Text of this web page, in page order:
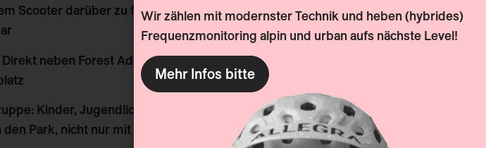
Scooter darüber zu fahren:Wetterunabhängig, pflegeleicht und vielseitig
Direkt neben Forest Adventure, Trail Adventure Center und einem öffentlichen
: Kinder, Jugendliche, Familien – viele Kinder bewegen sich sogar
den Park, nicht nur mit dem Fahrrad
Wir zählen mit modernster Technik und heben (hybrides)
Frequenzmonitoring alpin und urban aufs nächste Level!
Mehr Infos bitte